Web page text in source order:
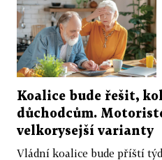
Koalice bude řešit,
důchodcům.
velkorysejší varianty
Vládní koalice bude příští